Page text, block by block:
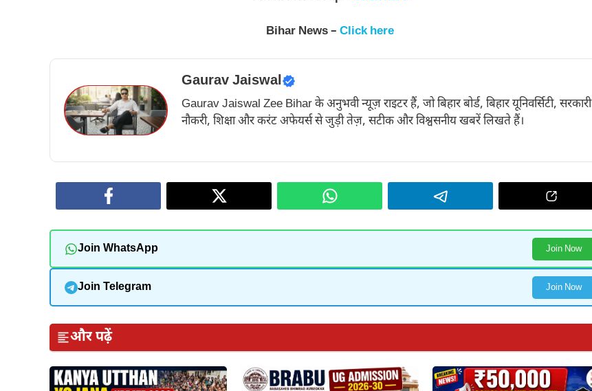
Bihar News – Click here
Gaurav Jaiswal
Gaurav Jaiswal Zee Bihar के अनुभवी न्यूज़ राइटर हैं, जो बिहार बोर्ड, बिहार यूनिवर्सिटी, सरकारी
नौकरी, शिक्षा और करंट अफेयर्स से जुड़ी तेज़, सटीक और विश्वसनीय खबरें लिखते हैं।
Join WhatsApp Join Now
Join Telegram Join Now
और पढ़ें